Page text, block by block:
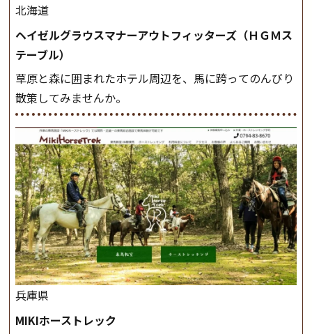
北海道
ヘイゼルグラウスマナーアウトフィッターズ（ＨＧＭス
テーブル）
草原と森に囲まれたホテル周辺を、馬に跨ってのんびり
散策してみませんか。
兵庫県
MIKIホーストレック